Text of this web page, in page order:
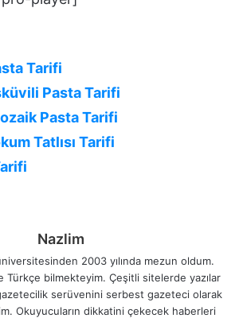
Tarifi
Pasta Tarifi
Pasta Tarifi
Tatlısı Tarifi
Nazlim
2003 yılında mezun oldum.
Türkçe bilmekteyim. Çeşitli sitelerde yazılar
serüvenini serbest gazeteci olarak
Okuyucuların dikkatini çekecek haberleri